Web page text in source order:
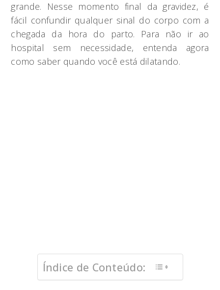
grande. Nesse momento final da gravidez, é
fácil confundir qualquer sinal do corpo com a
chegada da hora do parto. Para não ir ao
hospital sem necessidade, entenda agora
como saber quando você está dilatando.
Índice de Conteúdo: